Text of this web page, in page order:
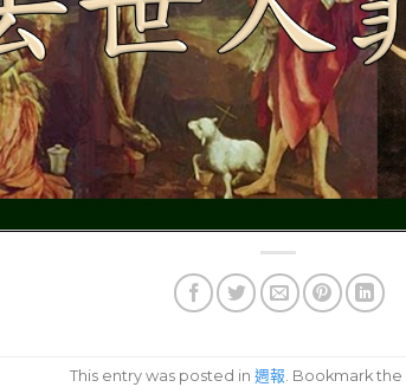
This entry was posted in週報. Bookmark the